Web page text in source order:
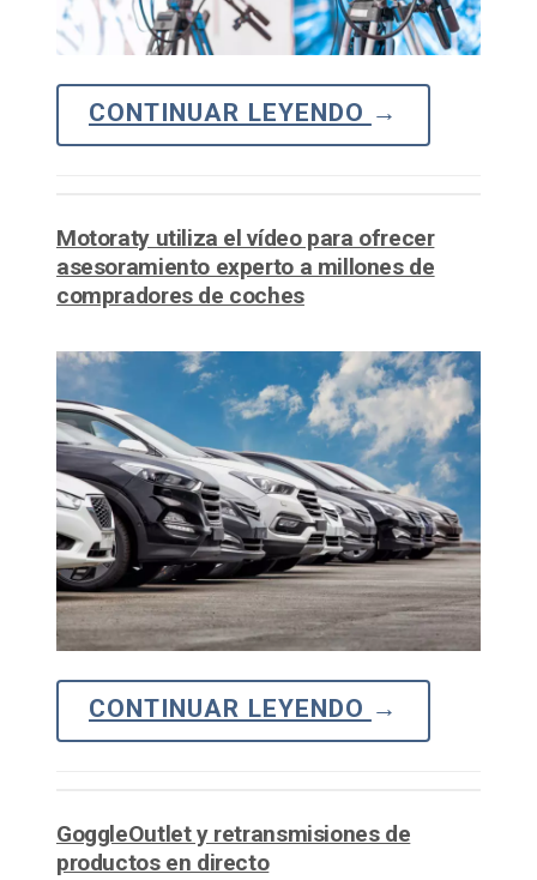
CONTINUAR LEYENDO →
Motoraty utiliza el vídeo para ofrecer
asesoramiento experto a millones de
compradores de coches
CONTINUAR LEYENDO →
GoggleOutlet y retransmisiones de
productos en directo